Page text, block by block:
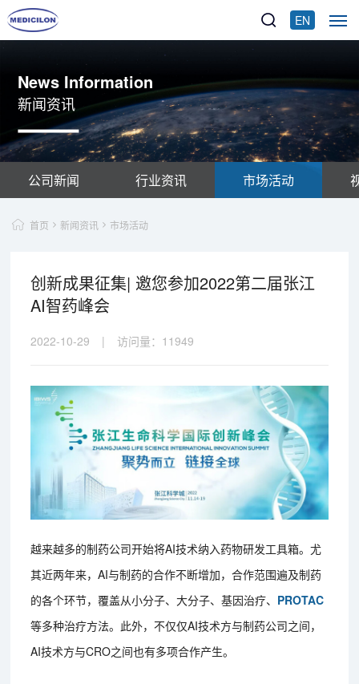
EN
News Information
新闻资讯
公司新闻 行业资讯 市场活动
首页 新闻资讯 市场活动
创新成果征集| 邀您参加2022第二届张江
AI智药峰会
2022-10-29 | 访问量： 11949
越来越多的制药公司开始将AI技术纳入药物研发工具箱。尤
其近两年来，AI与制药的合作不断增加，合作范围遍及制药
的各个环节，覆盖从小分子、大分子、基因治疗、 PROTAC
等多种治疗方法。此外，不仅仅AI技术方与制药公司之间，
AI技术方与CRO之间也有多项合作产生。